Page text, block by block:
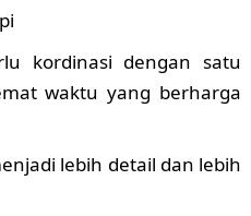
kordinasi dengan satu
waktu yang berharga
lebih detail dan lebih